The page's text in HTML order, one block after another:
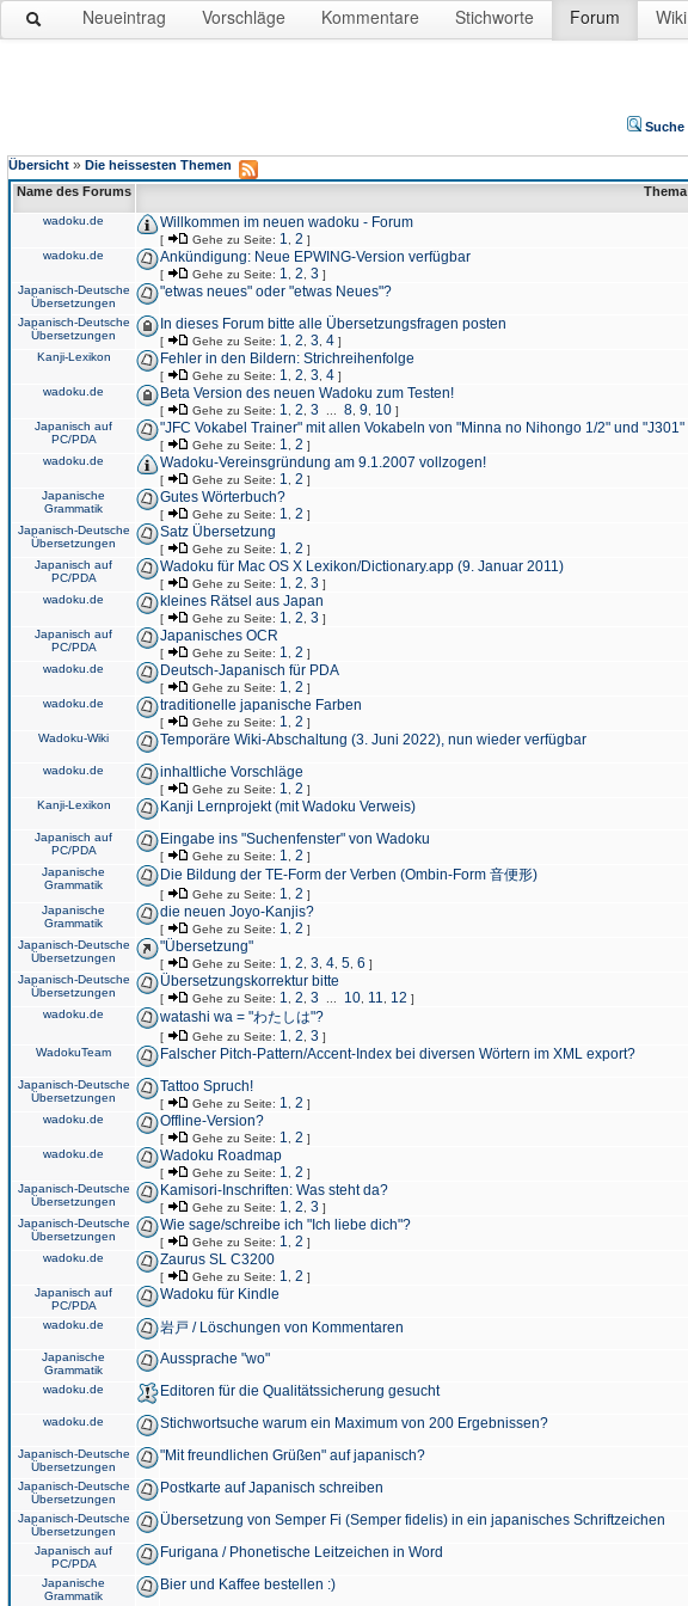
Neueintrag Vorschläge Kommentare Stichworte Forum Wiki
Suche
Übersicht » Die heissesten Themen
Name des Forums
Thema
wadoku.de Willkommen im neuen wadoku - Forum
[ Gehe zu Seite: 1 2 ]
wadoku.de Ankündigung: Neue EPWING-Version verfügbar
[ Gehe zu Seite: 1 2 3 ]
Japanisch-Deutsche
Übersetzungen
"etwas neues" oder "etwas Neues"?
Japanisch-Deutsche
Übersetzungen
In dieses Forum bitte alle Übersetzungsfragen posten
[ Gehe zu Seite: 1 2 3 4 ]
Kanji-Lexikon Fehler in den Bildern: Strichreihenfolge
[ Gehe zu Seite: 1 2 3 4 ]
wadoku.de Beta Version des neuen Wadoku zum Testen!
[ Gehe zu Seite: 1 2 3 8 9 10 ]
Japanisch auf
PC/PDA
"JFC Vokabel Trainer" mit allen Vokabeln von "Minna no Nihongo 1/2" und "J301"
[ Gehe zu Seite: 1 2 ]
wadoku.de Wadoku-Vereinsgründung am 9.1.2007 vollzogen!
[ Gehe zu Seite: 1 2 ]
Japanische
Grammatik
Gutes Wörterbuch?
[ Gehe zu Seite: 1 2 ]
Japanisch-Deutsche
Übersetzungen
Satz Übersetzung
[ Gehe zu Seite: 1 2 ]
Japanisch auf
PC/PDA
Wadoku für Mac OS X Lexikon/Dictionary.app (9. Januar 2011)
[ Gehe zu Seite: 1 2 3 ]
wadoku.de kleines Rätsel aus Japan
[ Gehe zu Seite: 1 2 3 ]
Japanisch auf
PC/PDA
Japanisches OCR
[ Gehe zu Seite: 1 2 ]
wadoku.de Deutsch-Japanisch für PDA
[ Gehe zu Seite: 1 2 ]
wadoku.de traditionelle japanische Farben
[ Gehe zu Seite: 1 2 ]
Wadoku-Wiki Temporäre Wiki-Abschaltung (3. Juni 2022), nun wieder verfügbar
wadoku.de inhaltliche Vorschläge
[ Gehe zu Seite: 1 2 ]
Kanji-Lexikon Kanji Lernprojekt (mit Wadoku Verweis)
Japanisch auf
PC/PDA
Eingabe ins "Suchenfenster" von Wadoku
[ Gehe zu Seite: 1 2 ]
Japanische
Grammatik
Die Bildung der TE-Form der Verben (Ombin-Form 音便形)
[ Gehe zu Seite: 1 2 ]
Japanische
Grammatik
die neuen Joyo-Kanjis?
[ Gehe zu Seite: 1 2 ]
Japanisch-Deutsche
Übersetzungen
"Übersetzung"
[ Gehe zu Seite: 1 2 3 4 5 6 ]
Japanisch-Deutsche
Übersetzungen
Übersetzungskorrektur bitte
[ Gehe zu Seite: 1 2 3 10 11 12 ]
wadoku.de watashi wa = "わたしは"?
[ Gehe zu Seite: 1 2 3 ]
WadokuTeam Falscher Pitch-Pattern/Accent-Index bei diversen Wörtern im XML export?
Japanisch-Deutsche
Übersetzungen
Tattoo Spruch!
[ Gehe zu Seite: 1 2 ]
wadoku.de Offline-Version?
[ Gehe zu Seite: 1 2 ]
wadoku.de Wadoku Roadmap
[ Gehe zu Seite: 1 2 ]
Japanisch-Deutsche
Übersetzungen
Kamisori-Inschriften: Was steht da?
[ Gehe zu Seite: 1 2 3 ]
Japanisch-Deutsche
Übersetzungen
Wie sage/schreibe ich "Ich liebe dich"?
[ Gehe zu Seite: 1 2 ]
wadoku.de Zaurus SL C3200
[ Gehe zu Seite: 1 2 ]
Japanisch auf
PC/PDA
Wadoku für Kindle
wadoku.de 岩戸 / Löschungen von Kommentaren
Japanische
Grammatik
Aussprache "wo"
wadoku.de Editoren für die Qualitätssicherung gesucht
wadoku.de Stichwortsuche warum ein Maximum von 200 Ergebnissen?
Japanisch-Deutsche
Übersetzungen
"Mit freundlichen Grüßen" auf japanisch?
Japanisch-Deutsche
Übersetzungen
Postkarte auf Japanisch schreiben
Japanisch-Deutsche
Übersetzungen
Übersetzung von Semper Fi (Semper fidelis) in ein japanisches Schriftzeichen
Japanisch auf
PC/PDA
Furigana / Phonetische Leitzeichen in Word
Japanische
Grammatik
Bier und Kaffee bestellen :)